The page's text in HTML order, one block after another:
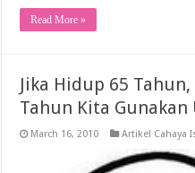
Read More »
Jika Hidup 65
Tahun Kita Gunakan
March 16, 2010 Artikel Cahaya